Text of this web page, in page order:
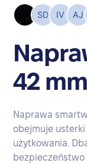
42 mm
Naprawa
obejmuje
użytkowania.